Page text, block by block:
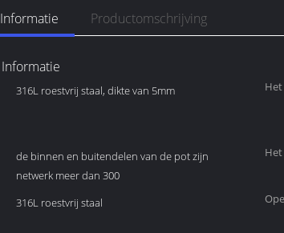
Productomschrijving
316L roestvrij staal, dikte van 5mm
de binnen en buitendelen van de pot zijn
netwerk meer dan 300
316L roestvrij staal